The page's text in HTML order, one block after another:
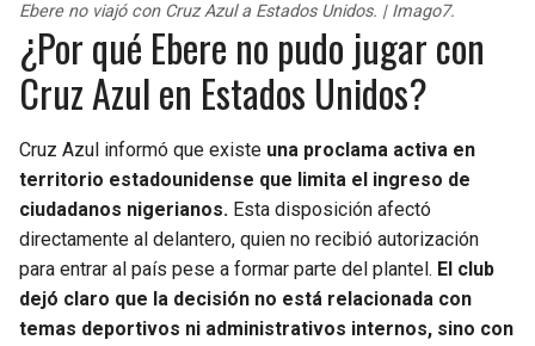
Ebere no viajó con Cruz Azul a Estados Unidos. | Imago7.
¿Por qué Ebere no pudo jugar con
Cruz Azul en Estados Unidos?
Cruz Azul informó que existe una proclama activa en
territorio estadounidense que limita el ingreso de
ciudadanos nigerianos. Esta disposición afectó
directamente al delantero, quien no recibió autorización
para entrar al país pese a formar parte del plantel. El club
dejó claro que la decisión no está relacionada con
temas deportivos ni administrativos internos, sino con